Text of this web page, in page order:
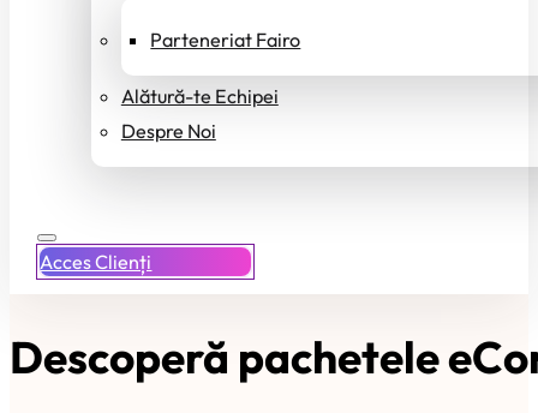
Parteneriat Fairo
Alătură-te Echipei
Despre Noi
Acces Clienți
Descoperă pachetele